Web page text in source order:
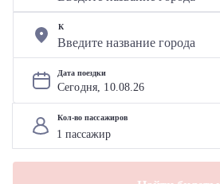
К
Дата поездки
Сегодня, 10.08.26
Кол-во пассажиров